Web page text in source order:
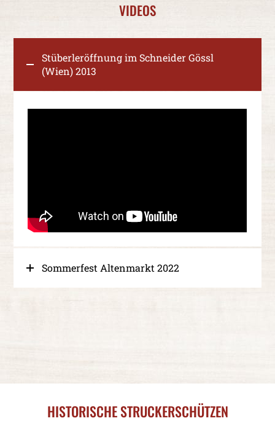
VIDEOS
Stüberleröffnung im Schneider Gössl
(Wien) 2013
Sommerfest Altenmarkt 2022
HISTORISCHE STRUCKERSCHÜTZEN